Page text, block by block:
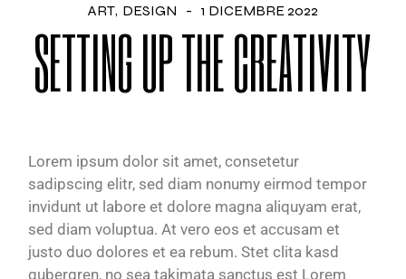
ART DESIGN 1 DICEMBRE 2022
SETTING UP THE CREATIVITY
Lorem ipsum dolor sit amet, consetetur
sadipscing elitr, sed diam nonumy eirmod tempor
invidunt ut labore et dolore magna aliquyam erat,
sed diam voluptua. At vero eos et accusam et
justo duo dolores et ea rebum. Stet clita kasd
gubergren, no sea takimata sanctus est Lorem